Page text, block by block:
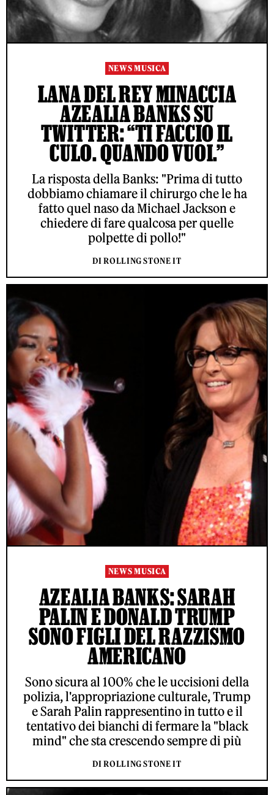
NEWS MUSICA
LANA DEL REY MINACCIA
AZEALIA BANKS SU
TWITTER: “TI FACCIO IL
CULO. QUANDO VUOI.”
La risposta della Banks: "Prima di tutto
dobbiamo chiamare il chirurgo che le ha
fatto quel naso da Michael Jackson e
chiedere di fare qualcosa per quelle
polpette di pollo!"
DI ROLLING STONE IT
NEWS MUSICA
AZEALIA BANKS: SARAH
PALIN E DONALD TRUMP
SONO FIGLI DEL RAZZISMO
AMERICANO
Sono sicura al 100% che le uccisioni della
polizia, l'appropriazione culturale, Trump
e Sarah Palin rappresentino in tutto e il
tentativo dei bianchi di fermare la "black
mind" che sta crescendo sempre di più
DI ROLLING STONE IT